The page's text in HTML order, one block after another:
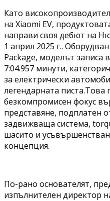
Като
на Xiaomi EV,
направи своя дебют на
1 април 2025 г..
Package, моделът записа
7:04.957 минути,
за електрически
легендарната писта.Това
безкомпромисен фокус
представяне, подплатен
задвижваща система,
шасито и
концепция.
По-рано основателят,
изпълнителен директор